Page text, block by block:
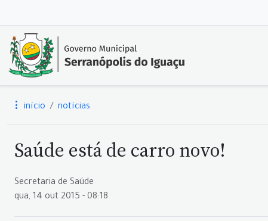
início notícias
Saúde está de carro novo!
Secretaria de Saúde
qua, 14 out 2015 - 08:18